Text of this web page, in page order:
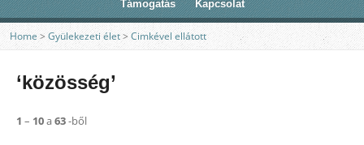
Támogatás
Kapcsolat
Home > Gyülekezeti élet > Cimkével ellátott
‘közösség’
1 – 10a63-ből